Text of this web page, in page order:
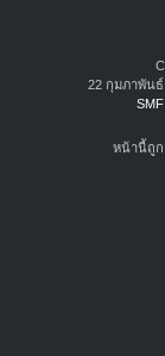
22 กุมภาพันธ์
หน้านี้ถูก